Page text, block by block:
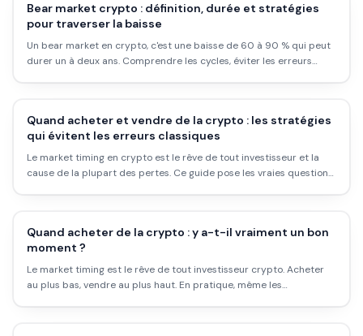
Bear market crypto : définition, durée et stratégies
pour traverser la baisse
Un bear market en crypto, c'est une baisse de 60 à 90 % qui peut
durer un à deux ans. Comprendre les cycles, éviter les erreurs
Quand acheter et vendre de la crypto : les stratégies
qui évitent les erreurs classiques
Le market timing en crypto est le rêve de tout investisseur et la
cause de la plupart des pertes. Ce guide pose les vraies questions
Quand acheter de la crypto : y a-t-il vraiment un bon
moment ?
Le market timing est le rêve de tout investisseur crypto. Acheter
au plus bas, vendre au plus haut. En pratique, même les